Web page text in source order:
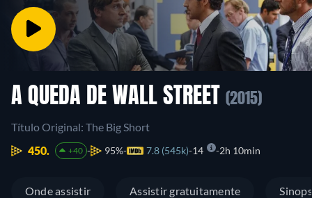
A QUEDA DE WALL STREET (2015)
Título Original: The Big Short
450.
+40 95% 7.8 (545k) 14 2h 10min
Onde assistir Assistir gratuitamente